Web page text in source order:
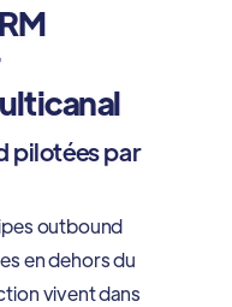
pilotées par
outbound
en dehors du
vivent dans